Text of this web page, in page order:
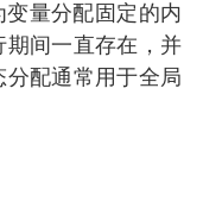
量分配固定的内
间一直存在，并
分配通常用于全局